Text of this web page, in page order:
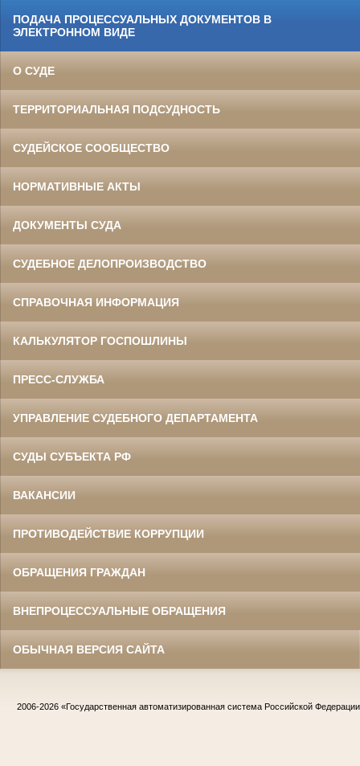
ПОДАЧА ПРОЦЕССУАЛЬНЫХ ДОКУМЕНТОВ В
ЭЛЕКТРОННОМ ВИДЕ
О СУДЕ
ТЕРРИТОРИАЛЬНАЯ ПОДСУДНОСТЬ
СУДЕЙСКОЕ СООБЩЕСТВО
НОРМАТИВНЫЕ АКТЫ
ДОКУМЕНТЫ СУДА
СУДЕБНОЕ ДЕЛОПРОИЗВОДСТВО
СПРАВОЧНАЯ ИНФОРМАЦИЯ
КАЛЬКУЛЯТОР ГОСПОШЛИНЫ
ПРЕСС-СЛУЖБА
УПРАВЛЕНИЕ СУДЕБНОГО ДЕПАРТАМЕНТА
СУДЫ СУБЪЕКТА РФ
ВАКАНСИИ
ПРОТИВОДЕЙСТВИЕ КОРРУПЦИИ
ОБРАЩЕНИЯ ГРАЖДАН
ВНЕПРОЦЕССУАЛЬНЫЕ ОБРАЩЕНИЯ
ОБЫЧНАЯ ВЕРСИЯ САЙТА
2006-2026 «Государственная автоматизированная система Российской